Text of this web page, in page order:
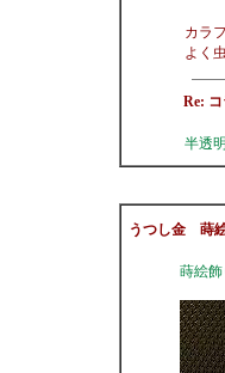
カラ
よく
Re:
半透
うつし金 蒔
蒔絵